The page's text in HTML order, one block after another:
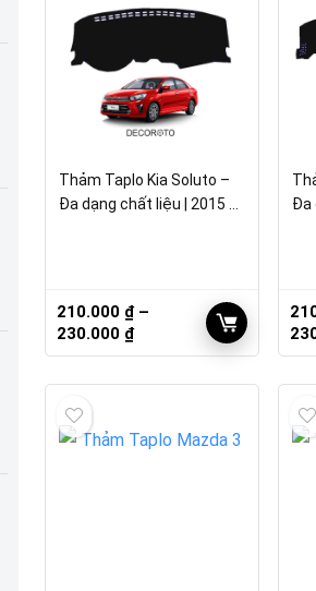
Thảm Taplo Kia Soluto –
Đa dạng chất liệu | 2015 –
210.000 ₫ –
230.000 ₫Khoảng
giá:
230.000 ₫
Đa